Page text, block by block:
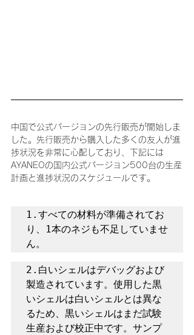
中国で公式バージョンの先行販売が開始しま
した。先行販売から購入した多くの友人が進
捗状況を非常に心配しており、下記には
AYANEOの国内公式バージョン500台の生産
計画と進捗状況のスケジュールです。
1.すべての材料が準備されてお
り、1本のネジも不足していませ
ん。
2.白いシェルはデバッグおよび
製造されています。使用した黒
いシェルは白いシェルとは異な
るため、黒いシェルはまだ試験
生産および校正中です。サンプ